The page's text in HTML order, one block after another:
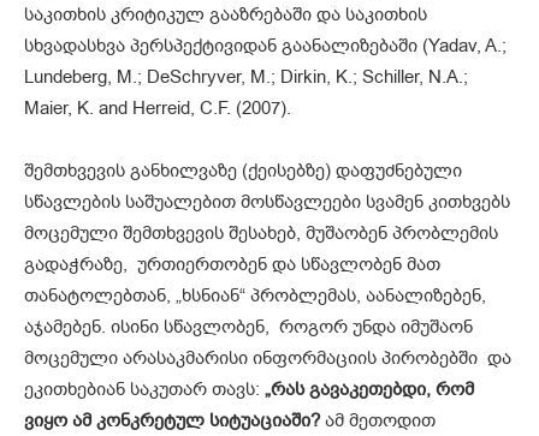
საკითხის კრიტიკულ გააზრებაში და საკითხის
სხვადასხვა პერსპექტივიდან გაანალიზებაში (Yadav, A.;
Lundeberg, M.; DeSchryver, M.; Dirkin, K.; Schiller, N.A.;
Maier, K. and Herreid, C.F. (2007).
შემთხვევის განხილვაზე (ქეისებზე) დაფუძნებული
სწავლების საშუალებით მოსწავლეები სვამენ კითხვებს
მოცემული შემთხვევის შესახებ, მუშაობენ პრობლემის
გადაჭრაზე, ურთიერთობენ და სწავლობენ მათ
თანატოლებთან, „ხსნიან“ პრობლემას, აანალიზებენ,
აჯამებენ. ისინი სწავლობენ, როგორ უნდა იმუშაონ
მოცემული არასაკმარისი ინფორმაციის პირობებში და
ეკითხებიან საკუთარ თავს: „რას გავაკეთებდი, რომ
ვიყო ამ კონკრეტულ სიტუაციაში?ამ მეთოდით